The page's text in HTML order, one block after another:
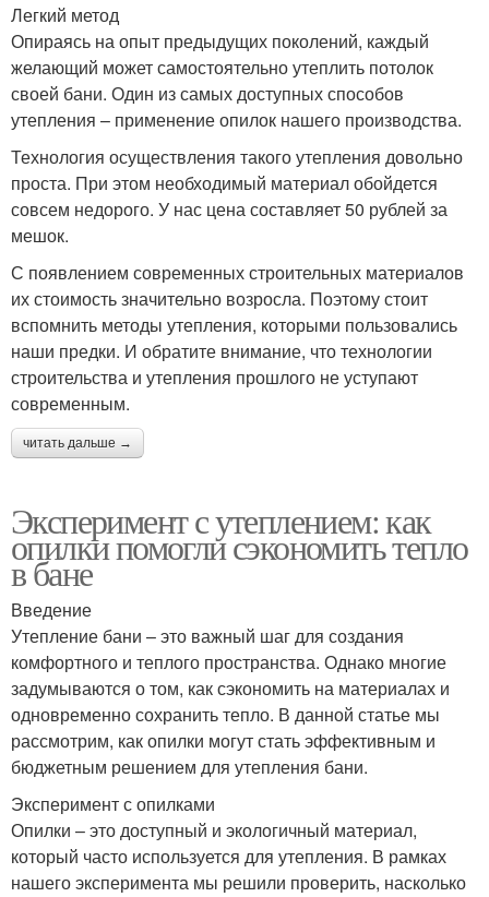
Легкий метод
Опираясь на опыт предыдущих поколений, каждый
желающий может самостоятельно утеплить потолок
своей бани. Один из самых доступных способов
утепления – применение опилок нашего производства.
Технология осуществления такого утепления довольно
проста. При этом необходимый материал обойдется
совсем недорого. У нас цена составляет 50 рублей за
мешок.
С появлением современных строительных материалов
их стоимость значительно возросла. Поэтому стоит
вспомнить методы утепления, которыми пользовались
наши предки. И обратите внимание, что технологии
строительства и утепления прошлого не уступают
современным.
читать дальше →
Эксперимент с утеплением: как
опилки помогли сэкономить тепло
в бане
Введение
Утепление бани – это важный шаг для создания
комфортного и теплого пространства. Однако многие
задумываются о том, как сэкономить на материалах и
одновременно сохранить тепло. В данной статье мы
рассмотрим, как опилки могут стать эффективным и
бюджетным решением для утепления бани.
Эксперимент с опилками
Опилки – это доступный и экологичный материал,
который часто используется для утепления. В рамках
нашего эксперимента мы решили проверить, насколько